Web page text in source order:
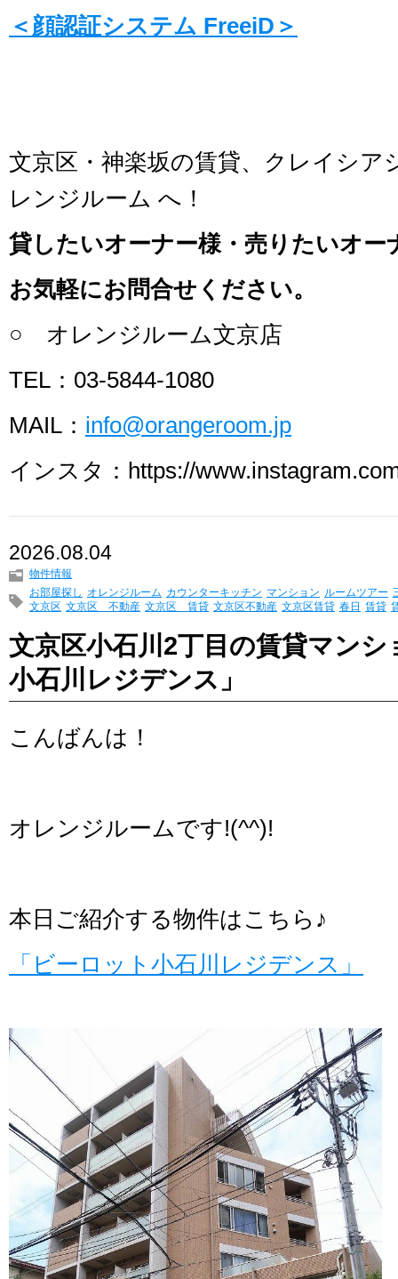
＜顔認証システム FreeiD＞
文京区・神楽坂の賃貸、クレイシア
レンジルーム へ！
貸したいオーナー様・売りたいオー
お気軽にお問合せください。
○ オレンジルーム文京店
TEL：03-5844-1080
MAIL： info@orangeroom.jp
インスタ：https://
2026.08.04
物件情報
お部屋探し オレンジルーム カウンターキッチン マンション ルームツアー
文京区 文京区 不動産 文京区 賃貸 文京区不動産 文京区賃貸 春日 賃貸
文京区小石川2丁目の賃貸マン
小石川レジデンス」
こんばんは！
オレンジルームです!(^^)!
本日ご紹介する物件はこちら♪
「ビーロット小石川レジデンス」